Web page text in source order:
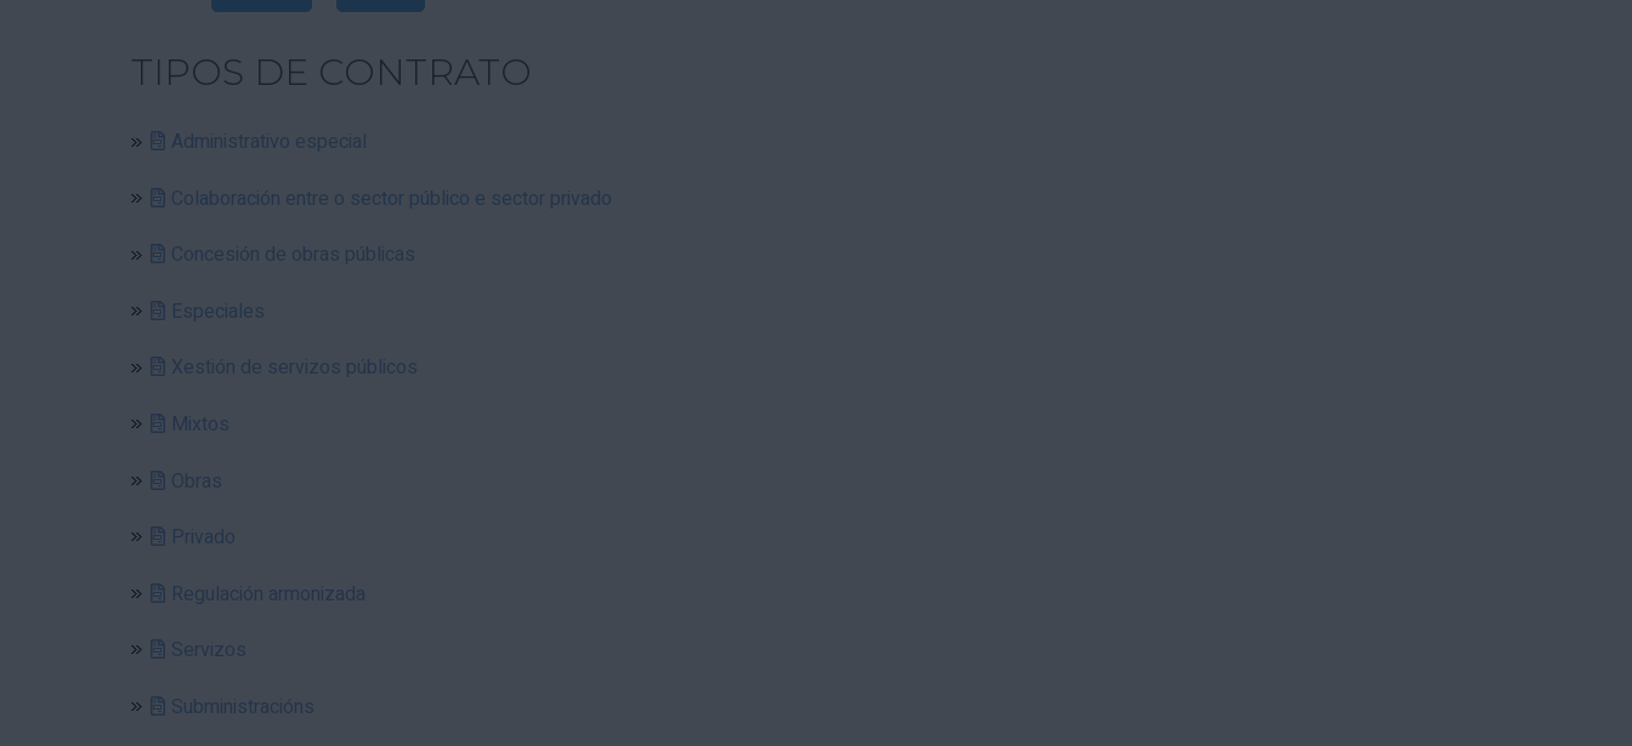
TIPOS DE CONTRATO
Administrativo especial
Colaboración entre o sector público e sector privado
Concesión de obras públicas
Especiales
Xestión de servizos públicos
Mixtos
Obras
Privado
Regulación armonizada
Servizos
Subministracións